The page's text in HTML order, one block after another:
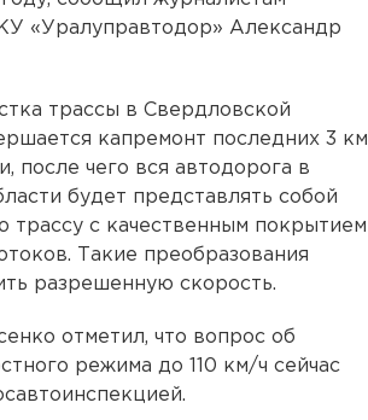
«Уралуправтодор» Александр
трассы в Свердловской
капремонт последних 3 км
после чего вся автодорога в
будет представлять собой
трассу с качественным покрытием
Такие преобразования
разрешенную скорость.
отметил, что вопрос об
режима до 110 км/ч сейчас